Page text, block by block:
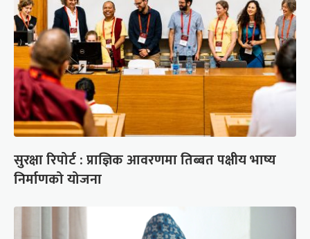
सुरक्षा रिपोर्ट : प्राज्ञिक आवरणमा तिब्बत पक्षीय भाष्य
निर्माणको योजना